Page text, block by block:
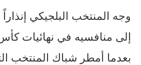
وجه المنتخب البلجيكي
بعدما أمطر شباك المنتخب